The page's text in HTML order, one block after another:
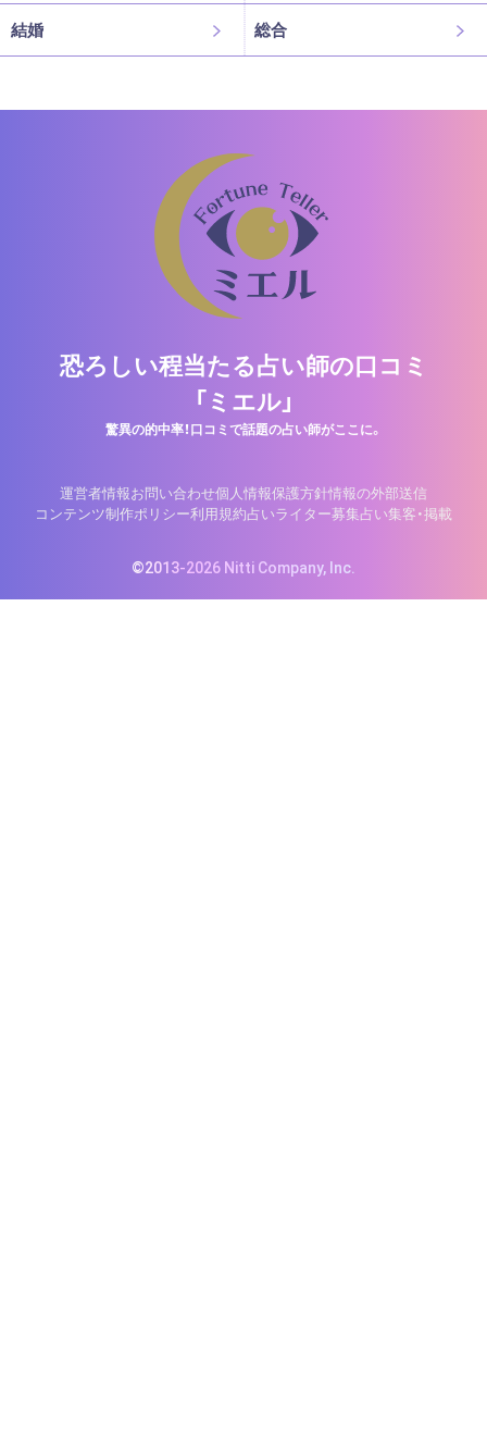
結婚 総合
恐ろしい程当たる占い師の口コミ
「ミエル」
驚異の的中率！口コミで話題の占い師がここに。
運営者情報お問い合わせ個人情報保護方針情報の外部送信
コンテンツ制作ポリシー利用規約占いライター募集占い集客・掲載
©2013-2026 Nitti Company, Inc.